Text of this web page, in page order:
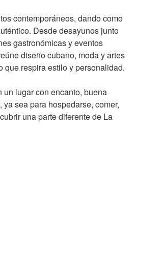
contemporáneos, dando como
Desde desayunos junto
gastronómicas y eventos
diseño cubano, moda y artes
que respira estilo y personalidad.
lugar con encanto, buena
sea para hospedarse, comer,
una parte diferente de La